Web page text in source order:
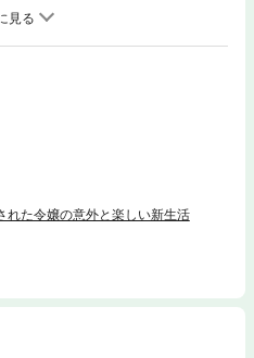
を満喫中。屋敷に残る、ヴェラの曾
、とある衝撃の真実を知ることにな
は？ アランとの関係も進展する第3
れた令嬢の意外と楽しい新生活